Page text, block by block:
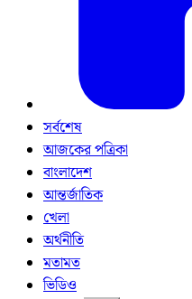
সর্বশেষ
আজকের পত্রিকা
বাংলাদেশ
আন্তর্জাতিক
খেলা
অর্থনীতি
মতামত
ভিডিও